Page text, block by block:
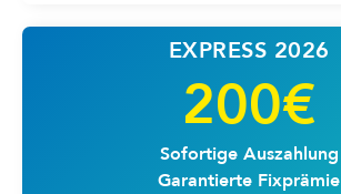
EXPRESS 2026
200€
Sofortige Auszahlung
Garantierte Fixprämie